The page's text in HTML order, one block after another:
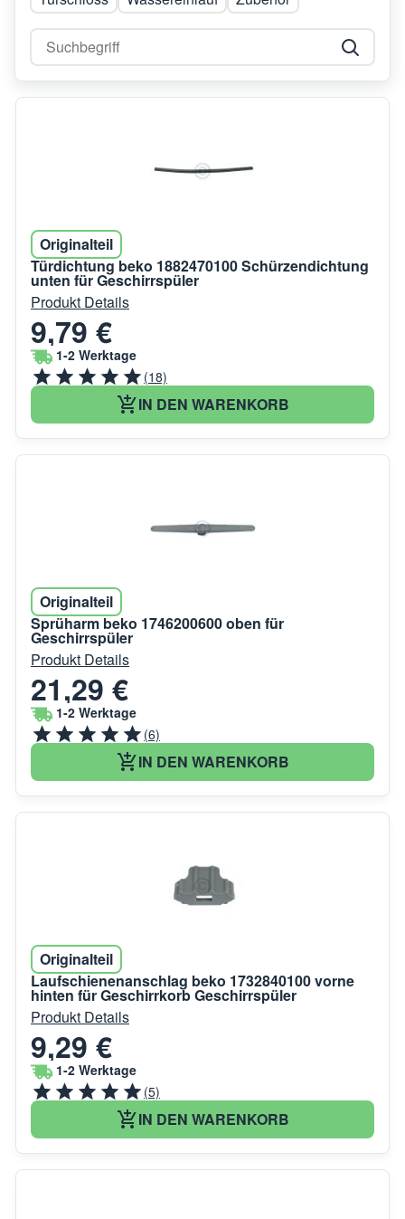
Originalteil
Türdichtung beko 1882470100 Schürzendichtung
unten für Geschirrspüler
Produkt Details
9,79 €
1-2 Werktage
(18)
IN DEN WARENKORB
Originalteil
Sprüharm beko 1746200600 oben für
Geschirrspüler
Produkt Details
21,29 €
1-2 Werktage
(6)
IN DEN WARENKORB
Originalteil
Laufschienenanschlag beko 1732840100 vorne
hinten für Geschirrkorb Geschirrspüler
Produkt Details
9,29 €
1-2 Werktage
(5)
IN DEN WARENKORB